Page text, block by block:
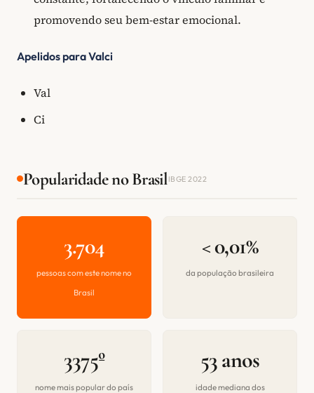
promovendo seu bem-estar emocional.
Apelidos para Valci
Val
Ci
Popularidade no BrasilIBGE 2022
3.704
pessoas com este nome no
Brasil
< 0,01%
da população brasileira
3375º
nome mais popular do país
53 anos
idade mediana dos